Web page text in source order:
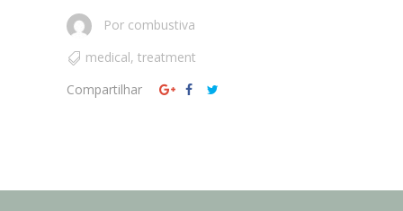
Por combustiva
medical, treatment
Compartilhar